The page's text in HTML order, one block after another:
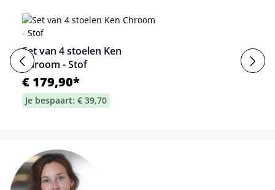
Set van 4 stoelen Ken
Chroom - Stof
€ 179,90*
Je bespaart: € 39,70